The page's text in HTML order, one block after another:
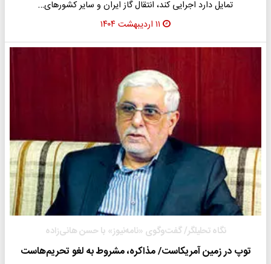
تمایل دارد اجرایی کند، انتقال گاز ایران و سایر کشورهای…
۱۱ اردیبهشت ۱۴۰۴
نگاه تحلیلگر/ گفت‌وگوی «نامه‌نیوز» با حسن هانی‌زاده
توپ در زمین آمریکاست/ مذاکره، مشروط به لغو تحریم‌هاست